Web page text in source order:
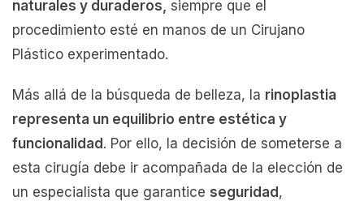
naturales y duraderos, siempre que el
procedimiento esté en manos de un Cirujano
Plástico experimentado.
Más allá de la búsqueda de belleza, la rinoplastia
representa un equilibrio entre estética y
funcionalidad . Por ello, la decisión de someterse a
esta cirugía debe ir acompañada de la elección de
un especialista que garantice seguridad ,